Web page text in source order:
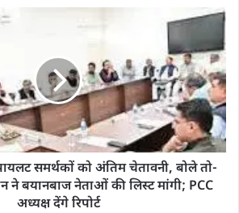
समर्थकों को अंतिम चेतावनी, बोले तो-
ने बयानबाज नेताओं की लिस्ट मांगी; PCC
अध्यक्ष देंगे रिपोर्ट